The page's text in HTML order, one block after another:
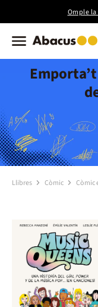
Omple
Llibres Còmic Còmic